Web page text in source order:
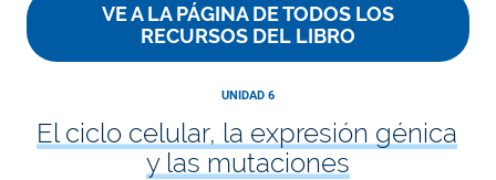
VE A LA PÁGINA DE TODOS LOS
RECURSOS DEL LIBRO
UNIDAD 6
El ciclo celular, la expresión génica
y las mutaciones